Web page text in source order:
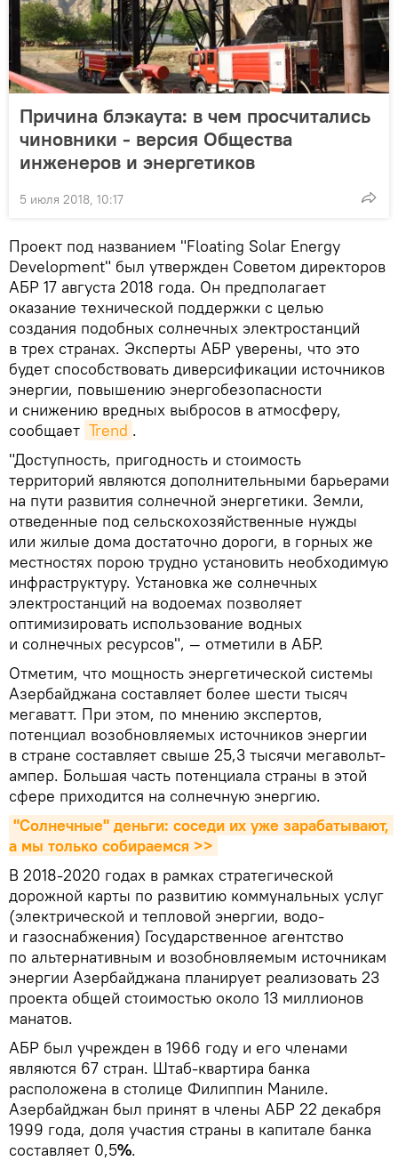
Причина блэкаута: в чем просчитались
чиновники - версия Общества
инженеров и энергетиков
5 июля 2018, 10:17
Проект под названием "Floating Solar Energy
Development" был утвержден Советом директоров
АБР 17 августа 2018 года. Он предполагает
оказание технической поддержки с целью
создания подобных солнечных электростанций
в трех странах. Эксперты АБР уверены, что это
будет способствовать диверсификации источников
энергии, повышению энергобезопасности
и снижению вредных выбросов в атмосферу,
сообщает Trend .
"Доступность, пригодность и стоимость
территорий являются дополнительными барьерами
на пути развития солнечной энергетики. Земли,
отведенные под сельскохозяйственные нужды
или жилые дома достаточно дороги, в горных же
местностях порою трудно установить необходимую
инфраструктуру. Установка же солнечных
электростанций на водоемах позволяет
оптимизировать использование водных
и солнечных ресурсов", — отметили в АБР.
Отметим, что мощность энергетической системы
Азербайджана составляет более шести тысяч
мегаватт. При этом, по мнению экспертов,
потенциал возобновляемых источников энергии
в стране составляет свыше 25,3 тысячи мегавольт-
ампер. Большая часть потенциала страны в этой
сфере приходится на солнечную энергию.
"Солнечные" деньги: соседи их уже зарабатывают,
а мы только собираемся >>
В 2018-2020 годах в рамках стратегической
дорожной карты по развитию коммунальных услуг
(электрической и тепловой энергии, водо-
и газоснабжения) Государственное агентство
по альтернативным и возобновляемым источникам
энергии Азербайджана планирует реализовать 23
проекта общей стоимостью около 13 миллионов
манатов.
АБР был учрежден в 1966 году и его членами
являются 67 стран. Штаб-квартира банка
расположена в столице Филиппин Маниле.
Азербайджан был принят в члены АБР 22 декабря
1999 года, доля участия страны в капитале банка
составляет 0,5%.